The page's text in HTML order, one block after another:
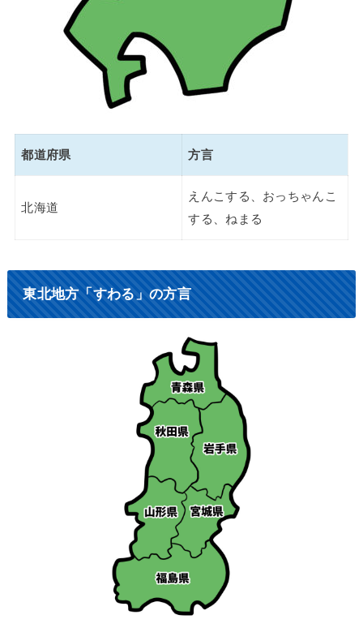
都道府県 方言
北海道
えんこする、おっちゃんこ
する、ねまる
東北地方「すわる」の方言